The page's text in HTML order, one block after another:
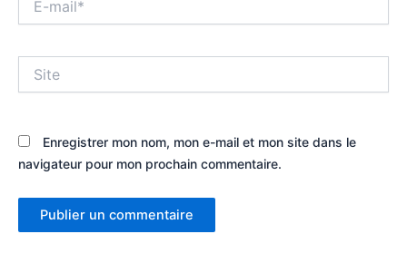
mail*
Enregistrer mon nom, mon e-mail et mon site dans le
navigateur pour mon prochain commentaire.